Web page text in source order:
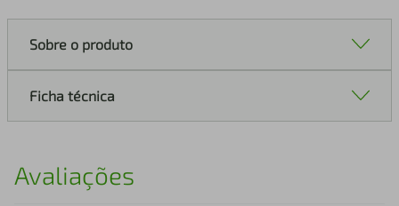
Sobre o produto
Ficha técnica
Avaliações